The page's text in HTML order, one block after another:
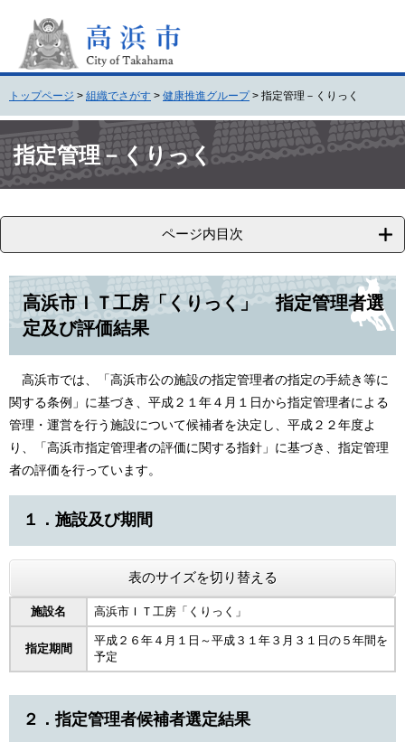
頭
で
す
。
飛
ば
し
て
本
へ
トップページ > 組織でさがす > 健康推進グループ > 指定管理－くりっく
文指定管理－くりっく
ページ内目次
高浜市ＩＴ工房「くりっく」 指定管理者選
定及び評価結果
高浜市では、「高浜市公の施設の指定管理者の指定の手続き等に
関する条例」に基づき、平成２１年４月１日から指定管理者による
管理・運営を行う施設について候補者を決定し、平成２２年度よ
り、「高浜市指定管理者の評価に関する指針」に基づき、指定管理
者の評価を行っています。
１．施設及び期間
表のサイズを切り替える
施設名 高浜市ＩＴ工房「くりっく」
指定期間
平成２６年４月１日～平成３１年３月３１日の５年間を
予定
２．指定管理者候補者選定結果